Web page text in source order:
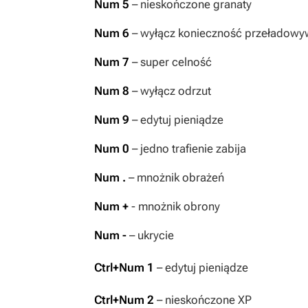
Num 5 – nieskończone granaty
Num 6 – wyłącz konieczność
Num 7 – super celność
Num 8 – wyłącz odrzut
Num 9 – edytuj pieniądze
Num 0 – jedno trafienie zabija
Num . – mnożnik obrażeń
Num + - mnożnik obrony
Num - – ukrycie
Ctrl+Num 1 – edytuj pieniądze
Ctrl+Num 2 – nieskończone XP